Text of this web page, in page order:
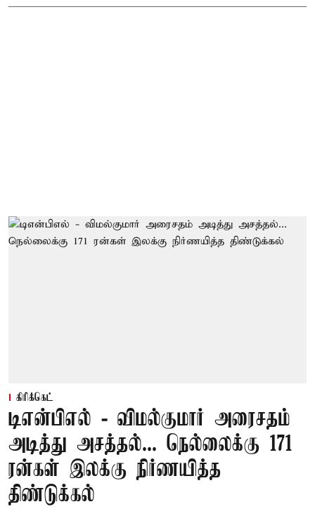
கிரிக்கெட்
டிஎன்பிஎல் - விமல்குமார் அரைசதம்
அடித்து அசத்தல்... நெல்லைக்கு 171
ரன்கள் இலக்கு நிர்ணயித்த
திண்டுக்கல்